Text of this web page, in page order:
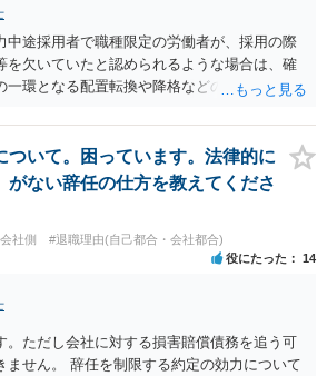
中途採用者で職種限定の労働者が、採用の際
を欠いていたと認められるような場合は、確
一環となる配置転換や降格などの措置は必ず
やすい傾向にあります。 しかし、このような
労働者に対してどの程度改善の機会を与えた
な要素となり（業務改善計画など、御指摘の
しょう）、裁判上もこの点について争点化す
す。 具体的事案での見通しや戦略については
顧問弁護士の先生等とよくご相談なさるの
ついて。困っています。法律的に
がない辞任の仕方を教えてくださ
社側 #退職理由(自己都合・会社都合)
役にたった 14
。ただし会社に対する損害賠償債務を追う可
ません。 辞任を制限する約定の効力について